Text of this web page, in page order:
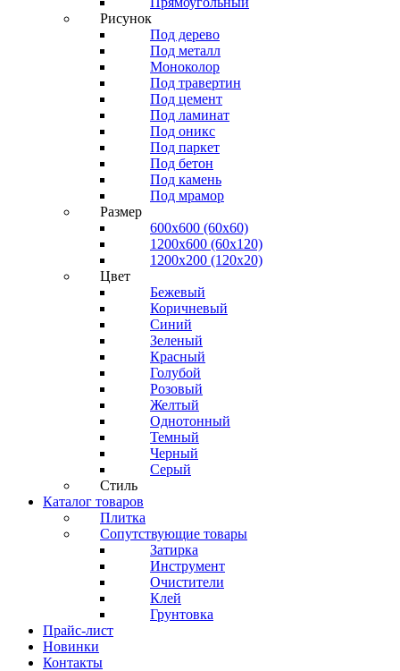
Рисунок
Под дерево
Под металл
Моноколор
Под травертин
Под цемент
Под ламинат
Под оникс
Под паркет
Под бетон
Под камень
Под мрамор
Размер
600х600 (60х60)
1200х600 (60х120)
1200х200 (120x20)
Цвет
Бежевый
Коричневый
Синий
Зеленый
Красный
Голубой
Розовый
Желтый
Однотонный
Темный
Черный
Серый
Стиль
Каталог товаров
Плитка
Сопутствующие товары
Затирка
Инструмент
Очистители
Клей
Грунтовка
Прайс-лист
Новинки
Контакты